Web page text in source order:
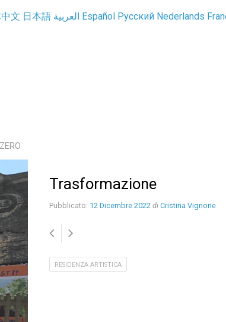
Trasformazione
Pubblicato: 12 Dicembre 2022 di Cristina Vignone
RESIDENZA ARTISTICA
文 日本語 العربية Español Русский Nederlands